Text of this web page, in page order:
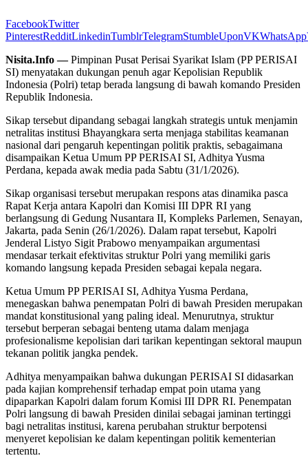
FacebookTwitter
PinterestRedditLinkedinTumblrTelegramStumbleUponVKWhatsApp
Nisita.Info —Pimpinan Pusat Perisai Syarikat Islam (PP PERISAI
SI) menyatakan dukungan penuh agar Kepolisian Republik
Indonesia (Polri) tetap berada langsung di bawah komando Presiden
Republik Indonesia.
Sikap tersebut dipandang sebagai langkah strategis untuk menjamin
netralitas institusi Bhayangkara serta menjaga stabilitas keamanan
nasional dari pengaruh kepentingan politik praktis, sebagaimana
disampaikan Ketua Umum PP PERISAI SI, Adhitya Yusma
Perdana, kepada awak media pada Sabtu (31/1/2026).
Sikap organisasi tersebut merupakan respons atas dinamika pasca
Rapat Kerja antara Kapolri dan Komisi III DPR RI yang
berlangsung di Gedung Nusantara II, Kompleks Parlemen, Senayan,
Jakarta, pada Senin (26/1/2026). Dalam rapat tersebut, Kapolri
Jenderal Listyo Sigit Prabowo menyampaikan argumentasi
mendasar terkait efektivitas struktur Polri yang memiliki garis
komando langsung kepada Presiden sebagai kepala negara.
Ketua Umum PP PERISAI SI, Adhitya Yusma Perdana,
menegaskan bahwa penempatan Polri di bawah Presiden merupakan
mandat konstitusional yang paling ideal. Menurutnya, struktur
tersebut berperan sebagai benteng utama dalam menjaga
profesionalisme kepolisian dari tarikan kepentingan sektoral maupun
tekanan politik jangka pendek.
Adhitya menyampaikan bahwa dukungan PERISAI SI didasarkan
pada kajian komprehensif terhadap empat poin utama yang
dipaparkan Kapolri dalam forum Komisi III DPR RI. Penempatan
Polri langsung di bawah Presiden dinilai sebagai jaminan tertinggi
bagi netralitas institusi, karena perubahan struktur berpotensi
menyeret kepolisian ke dalam kepentingan politik kementerian
tertentu.